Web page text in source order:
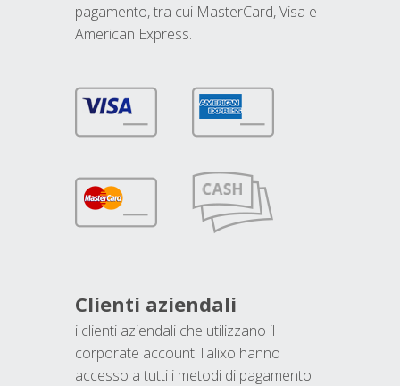
pagamento, tra cui MasterCard, Visa e
American Express.
Clienti aziendali
i clienti aziendali che utilizzano il
corporate account Talixo hanno
accesso a tutti i metodi di pagamento